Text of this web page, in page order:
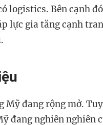
logistics. Bên cạnh
lực gia tăng cạnh
Mỹ đang rộng mở.
đang nghiên nghiên